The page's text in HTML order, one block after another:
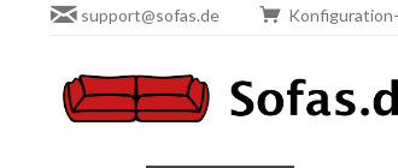
support@sofas.de